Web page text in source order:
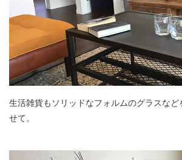
生活雑貨もソリッドなフォルムのグラスなど
せて。